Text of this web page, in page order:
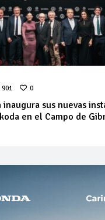
901 0
inaugura sus nuevas
en el Campo de